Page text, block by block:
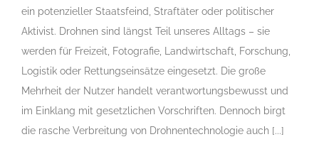
ein potenzieller Staatsfeind, Straftäter oder politischer
Aktivist. Drohnen sind längst Teil unseres Alltags – sie
werden für Freizeit, Fotografie, Landwirtschaft, Forschung,
Logistik oder Rettungseinsätze eingesetzt. Die große
Mehrheit der Nutzer handelt verantwortungsbewusst und
im Einklang mit gesetzlichen Vorschriften. Dennoch birgt
die rasche Verbreitung von Drohnentechnologie auch [...]